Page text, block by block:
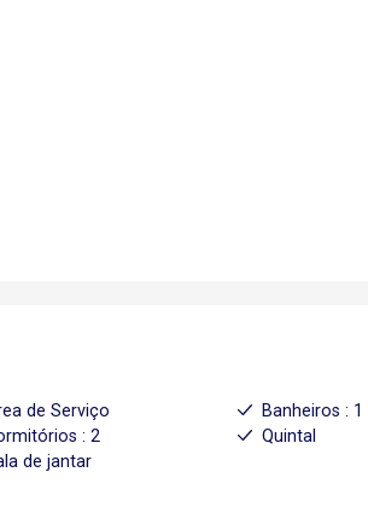
de Serviço
Banheiros : 1
: 2
Quintal
de jantar